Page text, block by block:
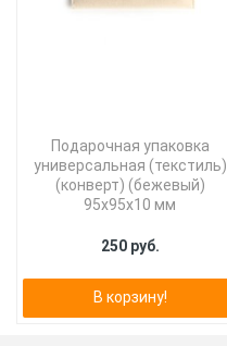
Подарочная упаковка
универсальная (текстиль)
(конверт) (бежевый)
95х95х10 мм
250 руб.
В корзину!